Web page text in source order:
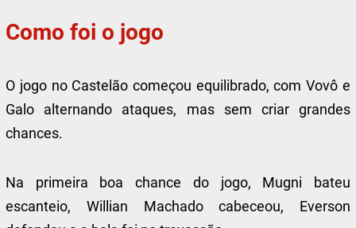
Como foi o jogo
O jogo no Castelão começou equilibrado, com Vovô e
Galo alternando ataques, mas sem criar grandes
chances.
Na primeira boa chance do jogo, Mugni bateu
escanteio, Willian Machado cabeceou, Everson